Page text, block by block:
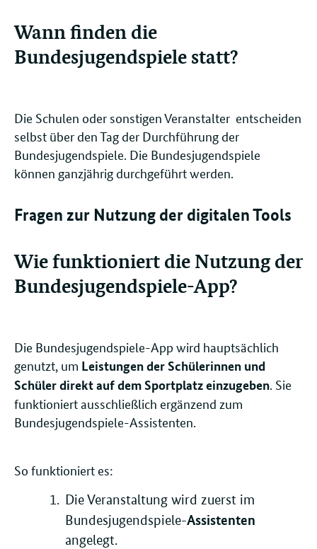
Wann finden die
Bundesjugendspiele statt?
Die Schulen oder sonstigen Veranstalter entscheiden
selbst über den Tag der Durchführung der
Bundesjugendspiele. Die Bundesjugendspiele
können ganzjährig durchgeführt werden.
Fragen zur Nutzung der digitalen Tools
Wie funktioniert die Nutzung der
Bundesjugendspiele-App?
Die Bundesjugendspiele-App wird hauptsächlich
genutzt, um Leistungen der Schülerinnen und
Schüler direkt auf dem Sportplatz einzugeben . Sie
funktioniert ausschließlich ergänzend zum
Bundesjugendspiele-Assistenten.
So funktioniert es:
Die Veranstaltung wird zuerst im
Bundesjugendspiele-Assistenten
angelegt.